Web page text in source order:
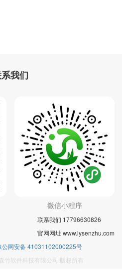
我们
微信小程序
联系我们 17796630826
官网网址 www.lysenzhu.com
公网安备 41031102000225号
软件科技有限公司 版权所有